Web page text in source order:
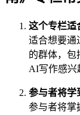
这个专栏适
适合想要通
的群体，包
AI写作感兴
参与者将学
参与者将掌